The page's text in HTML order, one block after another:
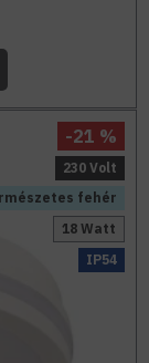
fehér
18 Watt
230 Volt
IP54
-21 %